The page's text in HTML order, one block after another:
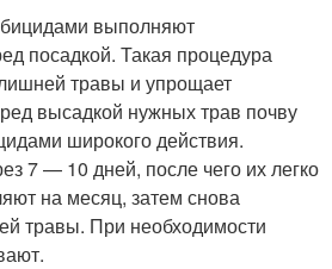
выполняют
посадкой. Такая процедура
травы и упрощает
высадкой нужных трав почву
широкого действия.
7 — 10 дней, после чего их легко
на месяц, затем снова
травы. При необходимости